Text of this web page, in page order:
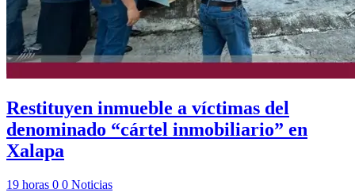
Restituyen inmueble a víctimas del
denominado “cártel inmobiliario” en
Xalapa
19 horas 0 0 Noticias